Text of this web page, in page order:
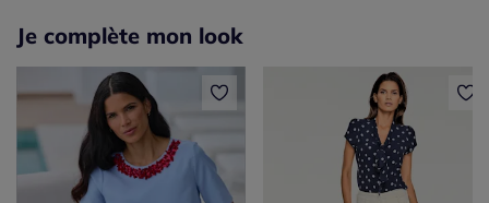
Je complète mon look